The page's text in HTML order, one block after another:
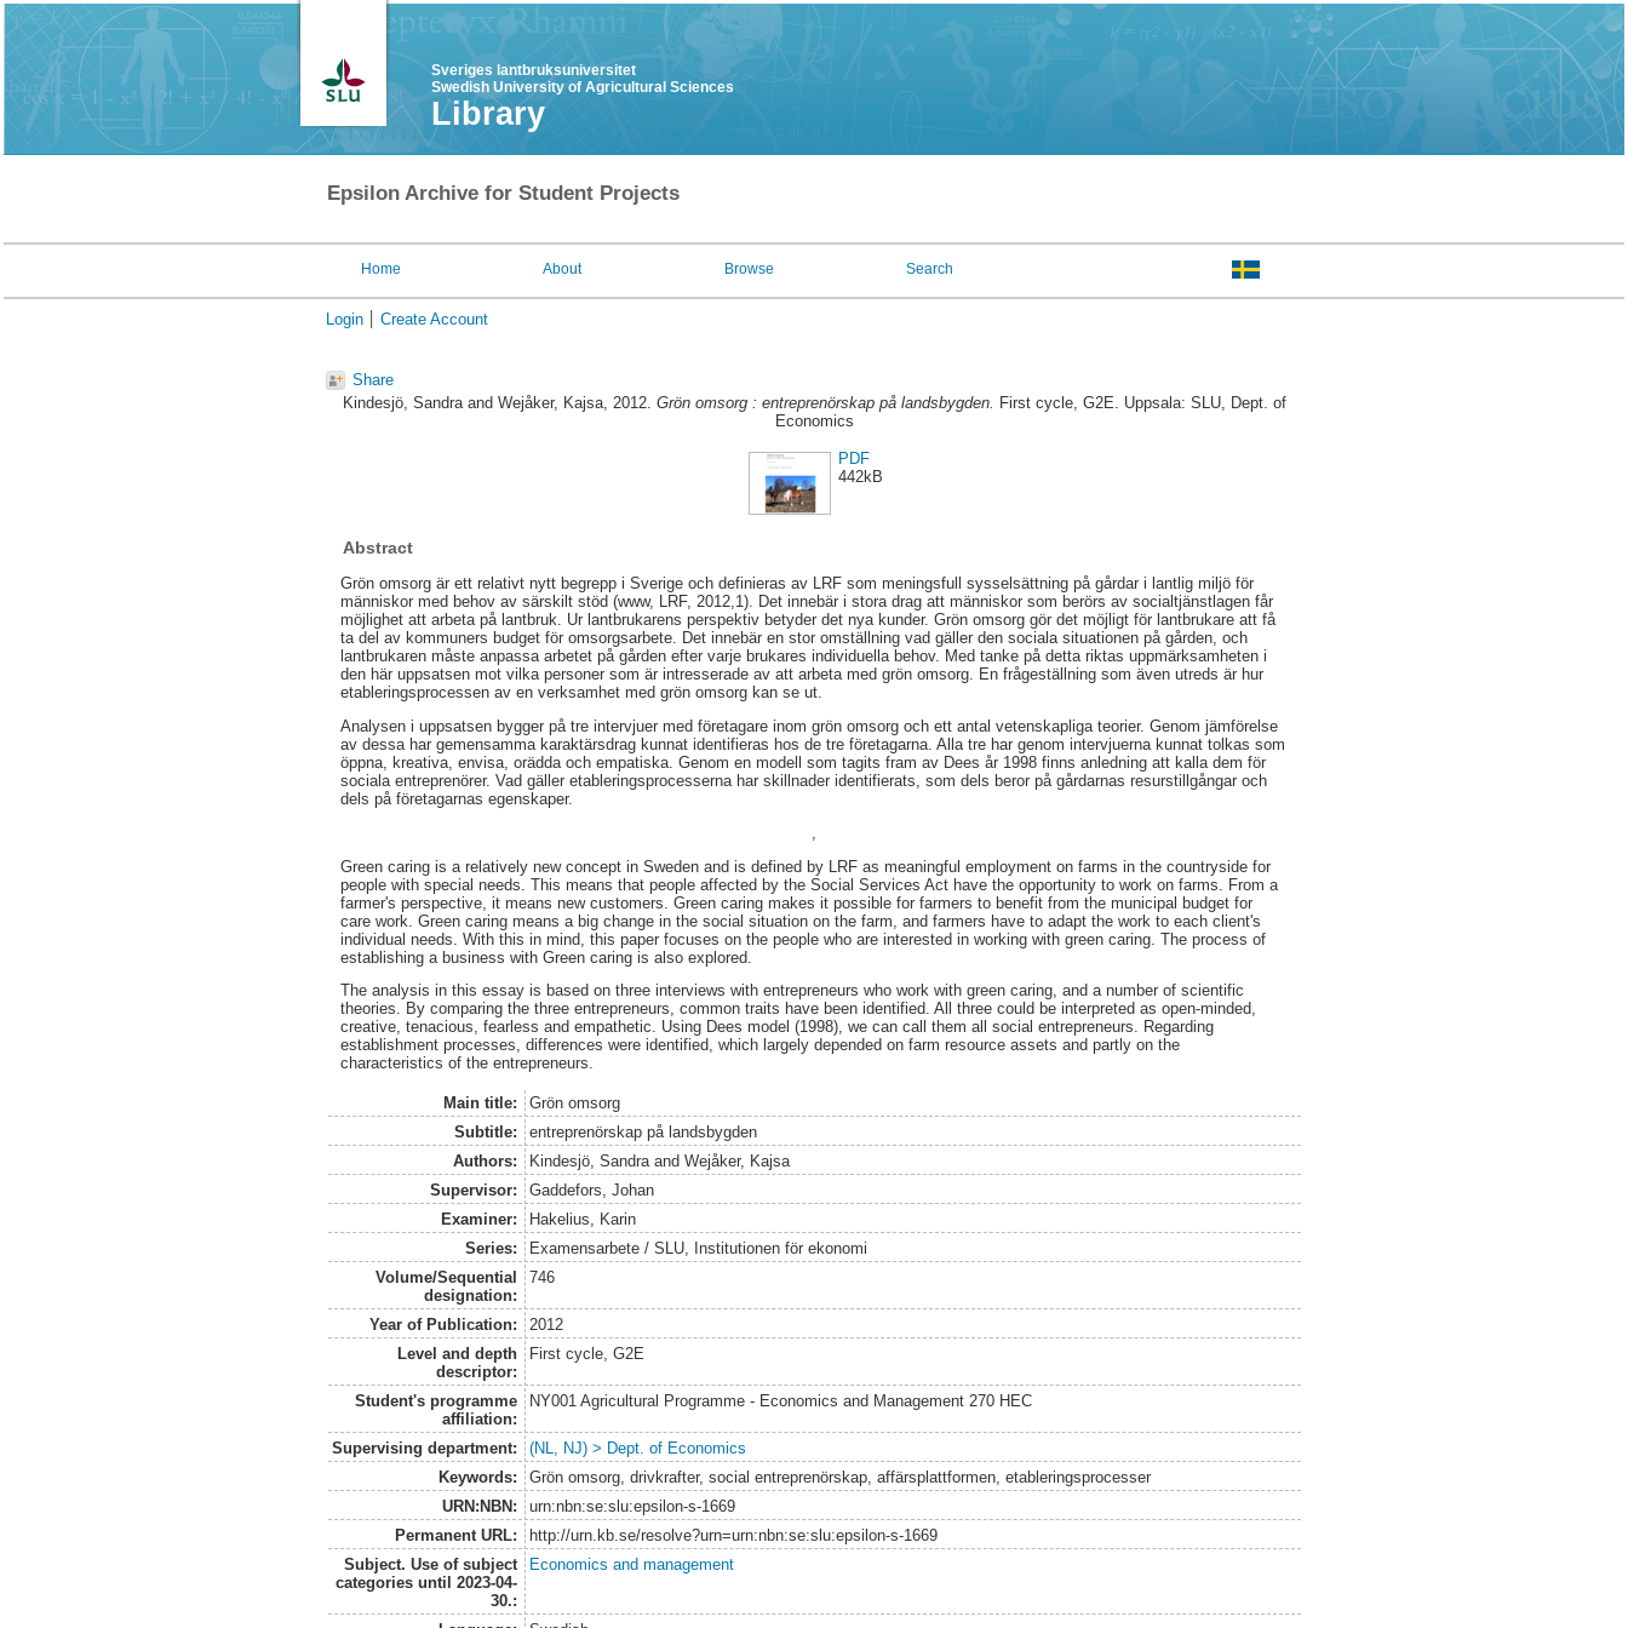
Sveriges lantbruksuniversitet
Swedish University of Agricultural Sciences
Library
Epsilon Archive for Student Projects
Home About Browse Search
Login Create Account
Share
Kindesjö, Sandraand Wejåker, Kajsa, 2012. Grön omsorg : entreprenörskap på landsbygden. First cycle, G2E. Uppsala: SLU, Dept. of
Economics
PDF
442kB
Abstract
Grön omsorg är ett relativt nytt begrepp i Sverige och definieras av LRF som meningsfull sysselsättning på gårdar i lantlig miljö för
människor med behov av särskilt stöd (www, LRF, 2012,1). Det innebär i stora drag att människor som berörs av socialtjänstlagen får
möjlighet att arbeta på lantbruk. Ur lantbrukarens perspektiv betyder det nya kunder. Grön omsorg gör det möjligt för lantbrukare att få
ta del av kommuners budget för omsorgsarbete. Det innebär en stor omställning vad gäller den sociala situationen på gården, och
lantbrukaren måste anpassa arbetet på gården efter varje brukares individuella behov. Med tanke på detta riktas uppmärksamheten i
den här uppsatsen mot vilka personer som är intresserade av att arbeta med grön omsorg. En frågeställning som även utreds är hur
etableringsprocessen av en verksamhet med grön omsorg kan se ut.
Analysen i uppsatsen bygger på tre intervjuer med företagare inom grön omsorg och ett antal vetenskapliga teorier. Genom jämförelse
av dessa har gemensamma karaktärsdrag kunnat identifieras hos de tre företagarna. Alla tre har genom intervjuerna kunnat tolkas som
öppna, kreativa, envisa, orädda och empatiska. Genom en modell som tagits fram av Dees år 1998 finns anledning att kalla dem för
sociala entreprenörer. Vad gäller etableringsprocesserna har skillnader identifierats, som dels beror på gårdarnas resurstillgångar och
dels på företagarnas egenskaper.
Green caring is a relatively new concept in Sweden and is defined by LRF as meaningful employment on farms in the countryside for
people with special needs. This means that people affected by the Social Services Act have the opportunity to work on farms. From a
farmer's perspective, it means new customers. Green caring makes it possible for farmers to benefit from the municipal budget for
care work. Green caring means a big change in the social situation on the farm, and farmers have to adapt the work to each client's
individual needs. With this in mind, this paper focuses on the people who are interested in working with green caring. The process of
establishing a business with Green caring is also explored.
The analysis in this essay is based on three interviews with entrepreneurs who work with green caring, and a number of scientific
theories. By comparing the three entrepreneurs, common traits have been identified. All three could be interpreted as open-minded,
creative, tenacious, fearless and empathetic. Using Dees model (1998), we can call them all social entrepreneurs. Regarding
establishment processes, differences were identified, which largely depended on farm resource assets and partly on the
characteristics of the entrepreneurs.
Main title:
Grön omsorg
Subtitle:
entreprenörskap på landsbygden
Authors:
Kindesjö, Sandraand Wejåker, Kajsa
Supervisor:
Gaddefors, Johan
Examiner:
Hakelius, Karin
Series:
Examensarbete / SLU, Institutionen för ekonomi
Volume/Sequential
designation:
746
Year of Publication:
2012
Level and depth
descriptor:
First cycle, G2E
Student's programme
affiliation:
NY001 Agricultural Programme - Economics and Management 270 HEC
Supervising department:
(NL, NJ) > Dept. of Economics
Keywords:
Grön omsorg, drivkrafter, social entreprenörskap, affärsplattformen, etableringsprocesser
URN:NBN:
urn:nbn:se:slu:epsilon-s-1669
Permanent URL:
http://urn.kb.se/resolve?urn=urn:nbn:se:slu:epsilon-s-1669
Subject. Use of subject
categories until 2023-04-
30.:
Economics and management